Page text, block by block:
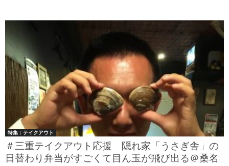
特集：テイクアウト
＃三重テイクアウト応援 隠れ家「うさぎ舎」の
日替わり弁当がすごくて目ん玉が飛び出る＠桑名